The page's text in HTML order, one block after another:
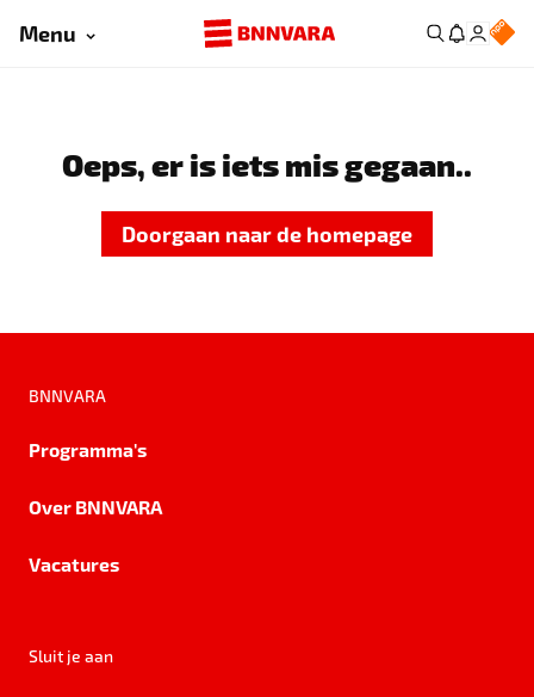
Menu
Oeps, er is iets mis gegaan..
Doorgaan naar de homepage
BNNVARA
Programma's
Over BNNVARA
Vacatures
Sluit je aan